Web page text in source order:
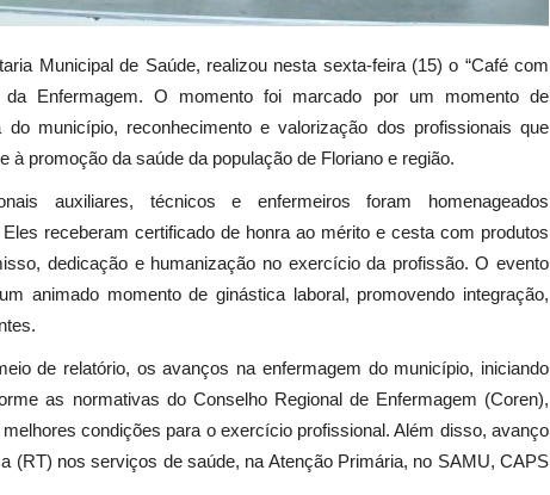
Municipal de Saúde, realizou nesta sexta-feira (15) o “Café com
da Enfermagem. O momento foi marcado por um momento de
município, reconhecimento e valorização dos profissionais que
promoção da saúde da população de Floriano e região.
auxiliares, técnicos e enfermeiros foram homenageados
receberam certificado de honra ao mérito e cesta com produtos
dedicação e humanização no exercício da profissão. O evento
animado momento de ginástica laboral, promovendo integração,
de relatório, os avanços na enfermagem do município, iniciando
as normativas do Conselho Regional de Enfermagem (Coren),
condições para o exercício profissional. Além disso, avanço
(RT) nos serviços de saúde, na Atenção Primária, no SAMU, CAPS